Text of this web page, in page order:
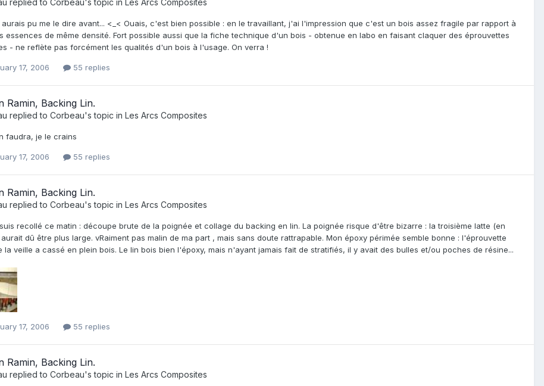
aurais pu me le dire avant... <_< Ouais, c'est bien possible : en le travaillant, j'ai l'impression que c'est un bois assez fragile par rapport à
essences de même densité. Fort possible aussi que la fiche technique d'un bois - obtenue en labo en faisant claquer des éprouvettes
- ne reflète pas forcément les qualités d'un bois à l'usage. On verra !
17, 2006 55 replies
Ramin, Backing Lin.
replied to Corbeau's topic in Les Arcs Composites
faudra, je le crains
17, 2006 55 replies
Ramin, Backing Lin.
replied to Corbeau's topic in Les Arcs Composites
recollé ce matin : découpe brute de la poignée et collage du backing en lin. La poignée risque d'être bizarre : la troisième latte (en
dû être plus large. vRaiment pas malin de ma part , mais sans doute rattrapable. Mon époxy périmée semble bonne : l'éprouvette
la veille a cassé en plein bois. Le lin bois bien l'époxy, mais n'ayant jamais fait de stratifiés, il y avait des bulles et/ou poches de résine...
17, 2006 55 replies
Ramin, Backing Lin.
replied to Corbeau's topic in Les Arcs Composites